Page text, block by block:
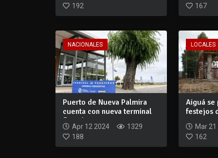
192
167
NACIONALES
Puerto de Nueva Palmira
cuenta con nueva terminal
fluvial in...
Apr 12 2024
1329
188
LOCALES
Aiguá se
festejos
Mar
162